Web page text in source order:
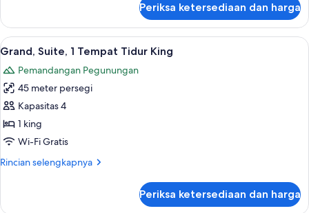
Kamar,
Tempat
King,
sudut
Periksa ketersediaan dan harga
Lihat
semua
foto
untuk
Grand,
Suite,
1
Tidur
Grand, Suite, 1 Tempat Tidur King |
5
Grand, Suite, 1 Tempat Tidur King
Pemandangan Pegunungan
45 meter persegi
Kapasitas 4
1 king
Wi-Fi Gratis
Rincian selengkapnya
Rincian
Periksa ketersediaan dan harga